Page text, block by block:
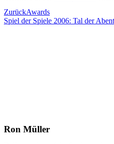
ZurückAwards
Spiel der Spiele 2006: Tal der
Ron Müller